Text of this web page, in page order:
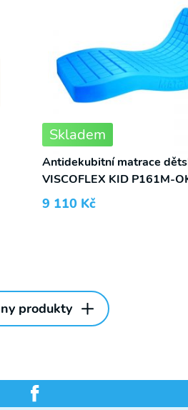
Skladem
Antidekubitní matrace
VISCOFLEX KID P161M-
9 110 Kč
produkty